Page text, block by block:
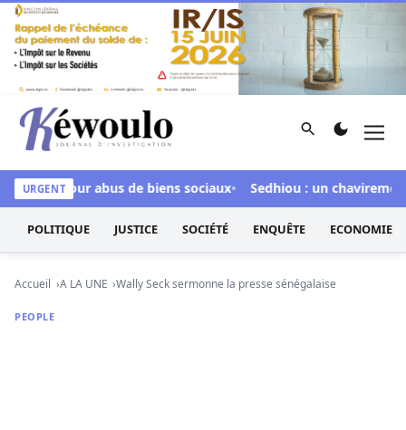
Aller au contenu
Kéwoulo, le premier site d'information et d'investigation
Rechercher
URGENTpour abus de biens sociaux Sedhiou : un chavirement
POLITIQUE JUSTICE SOCIÉTÉ ENQUÊTE ECONOMIE
Accueil A LA UNE Wally Seck sermonne la presse sénégalaise
PEOPLE